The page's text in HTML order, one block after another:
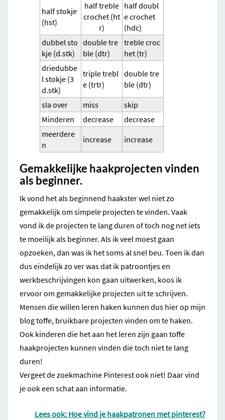
half stokje
(hst)
half treble
crochet (ht
r)
half doubl
e crochet
(hdc)
dubbel sto
kje (d.stk)
double tre
ble (dtr)
treble croc
het (tr)
driedubbe
l stokje (3
d.stk)
triple trebl
e (trtr)
double tre
ble (dtr)
sla over
miss
skip
Minderen
decrease
decrease
meerdere
n
increase increase
Gemakkelijke haakprojecten vinden
als beginner.
Ik vond het als beginnend haakster wel niet zo
gemakkelijk om simpele projecten te vinden. Vaak
vond ik de projecten te lang duren of toch nog net iets
te moeilijk als beginner. Als ik veel moest gaan
opzoeken, dan was ik het soms al snel beu. Toen ik dan
dus eindelijk zo ver was dat ik patroontjes en
werkbeschrijvingen kon gaan uitwerken, koos ik
ervoor om gemakkelijke projecten uit te schrijven.
Mensen die willen leren haken kunnen dus hier op mijn
blog toffe, bruikbare projecten vinden om te haken.
Ook kinderen die het aan het leren zijn gaan toffe
haakprojecten kunnen vinden die toch niet te lang
duren!
Vergeet de zoekmachine Pinterest ook niet! Daar vind
je ook een schat aan informatie.
Lees ook: Hoe vind je haakpatronen met pinterest?